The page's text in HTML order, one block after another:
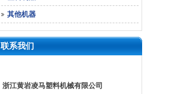
其他机器
联系我们
浙江黄岩凌马塑料机械有限公司